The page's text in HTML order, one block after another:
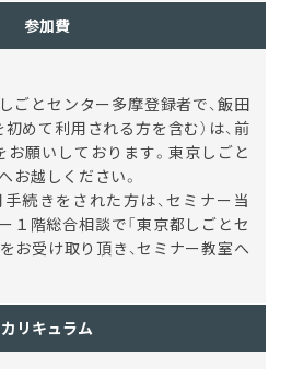
参加費
ごとセンター多摩登録者で、飯田
めて利用される方を含む）は、前
願いしております。東京しごと
お越しください。
続きをされた方は、セミナー当
１階総合相談で「東京都しごとセ
をお受け取り頂き、セミナー教室へ
カリキュラム